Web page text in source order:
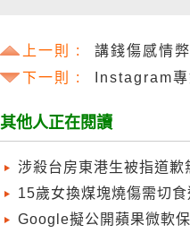
上一則 :
講錢傷感情
下一則 :
Instagram
其他人正在閱讀
涉殺台房東港生被指道歉
15歲女換煤塊燒傷需切食
Google擬公開蘋果微軟